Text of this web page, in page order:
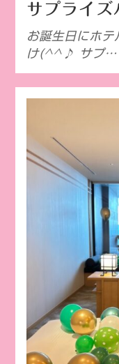
サプライズ
お誕生日にホテ
け(^^♪ サプ…